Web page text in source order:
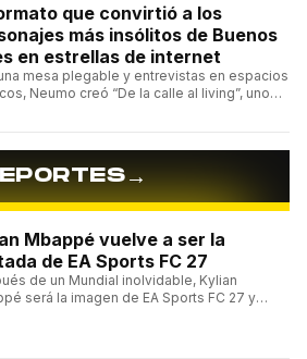
que convirtió a los
más insólitos de Buenos
en estrellas de internet
mesa plegable y entrevistas en espacios
Neumo creó “De la calle al living”, uno
→
Mbappé vuelve a ser la
de EA Sports FC 27
de un Mundial inolvidable, Kylian
será la imagen de EA Sports FC 27 y